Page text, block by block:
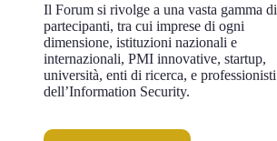
Il Forum si rivolge a una vasta gamma di
partecipanti, tra cui imprese di ogni
dimensione, istituzioni nazionali e
internazionali, PMI innovative, startup,
università, enti di ricerca, e professionisti
dell’Information Security.